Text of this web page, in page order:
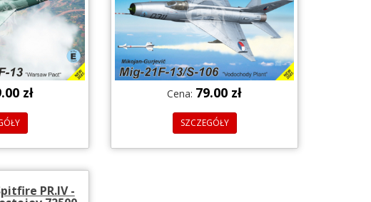
zł Cena: 79.00 zł
SZCZEGÓŁY
PR.IV -